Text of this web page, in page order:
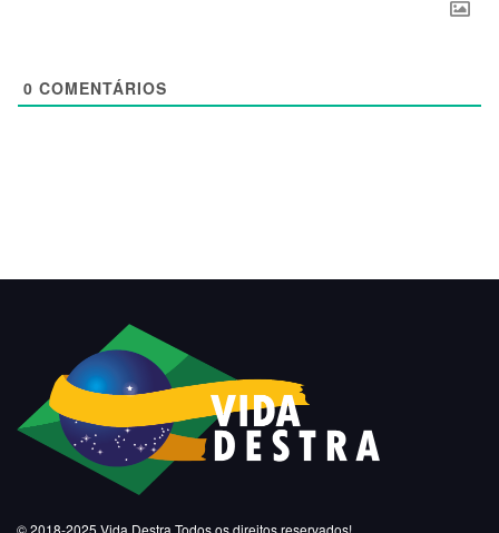
0 COMENTÁRIOS
© 2018-2025 Vida Destra Todos os direitos reservados!